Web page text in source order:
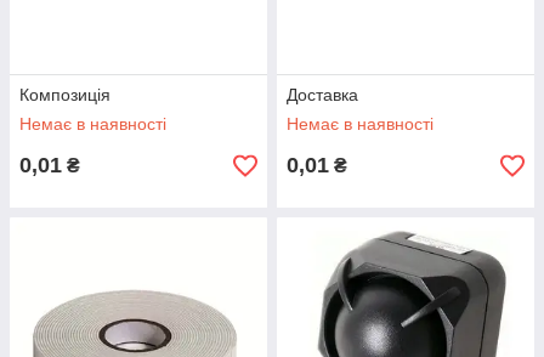
Композиція
Немає в наявності
0,01 ₴
Доставка
Немає в наявності
0,01 ₴